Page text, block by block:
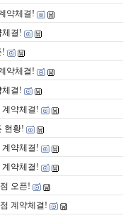
약체결!
체결!
!
약체결!
체결!
계약체결!
현황!
계약체결!
약체결!
오픈!
계약체결!